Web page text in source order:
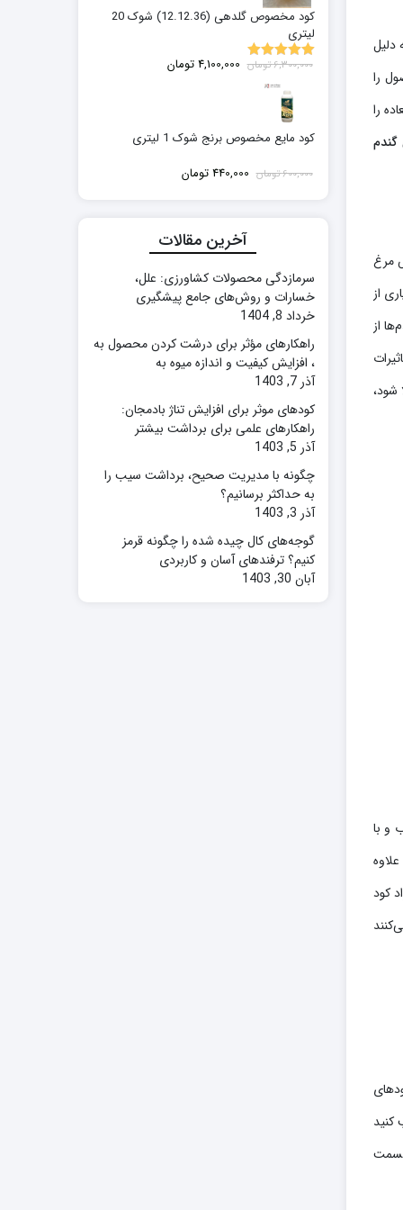
دلیل
را
را
گندم
مرغ
از
از
شود،
و با
کود
کنید
قسمت
کود مخصوص گلدهی (12.12.36) شوک 20
لیتری
نمره5.006,300,000تومان قیمت
4,100,000 تومان
کود مایع مخصوص برنج شوک 1 لیتری
600,000تومان قیمت
بود.
440,000 تومان
آخرین مقالات
سرمازدگی محصولات کشاورزی: علل،
خسارات و روش‌های جامع پیشگیری
خرداد 8, 1404
راهکارهای مؤثر برای درشت کردن محصول به
، افزایش کیفیت و اندازه میوه به
آذر 7, 1403
کودهای موثر برای افزایش تناژ بادمجان:
راهکارهای علمی برای برداشت بیشتر
آذر 5, 1403
چگونه با مدیریت صحیح، برداشت سیب را
به حداکثر برسانیم؟
آذر 3, 1403
گوجه‌های کال چیده شده را چگونه قرمز
کنیم؟ ترفندهای آسان و کاربردی
آبان 30, 1403